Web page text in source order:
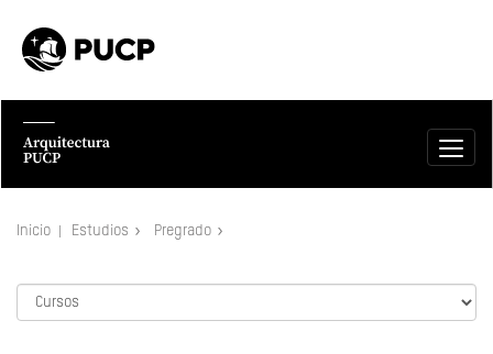
Inicio Estudios Pregrado